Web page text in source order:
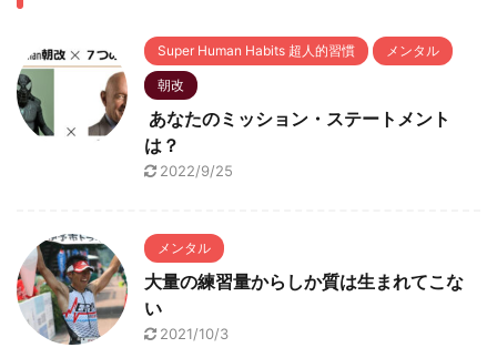
Super Human Habits 超人的習慣 メンタル
朝改
あなたのミッション・ステートメント
は？
2022/9/25
メンタル
大量の練習量からしか質は生まれてこな
い
2021/10/3